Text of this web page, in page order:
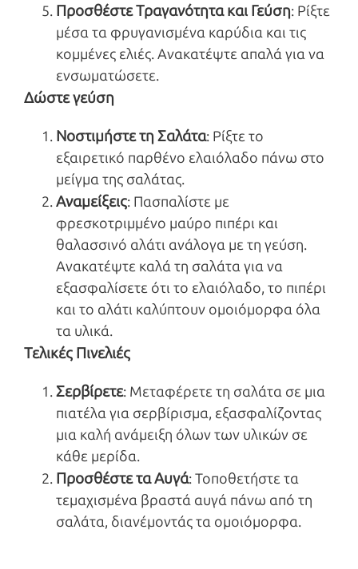
Προσθέστε Τραγανότητα και Γεύση: Ρίξτε
μέσα τα φρυγανισμένα καρύδια και τις
κομμένες ελιές. Ανακατέψτε απαλά για να
ενσωματώσετε.
Δώστε γεύση
Νοστιμήστε τη Σαλάτα: Ρίξτε το
εξαιρετικό παρθένο ελαιόλαδο πάνω στο
μείγμα της σαλάτας.
Αναμείξεις: Πασπαλίστε με
φρεσκοτριμμένο μαύρο πιπέρι και
θαλασσινό αλάτι ανάλογα με τη γεύση.
Ανακατέψτε καλά τη σαλάτα για να
εξασφαλίσετε ότι το ελαιόλαδο, το πιπέρι
και το αλάτι καλύπτουν ομοιόμορφα όλα
τα υλικά.
Τελικές Πινελιές
Σερβίρετε: Μεταφέρετε τη σαλάτα σε μια
πιατέλα για σερβίρισμα, εξασφαλίζοντας
μια καλή ανάμειξη όλων των υλικών σε
κάθε μερίδα.
Προσθέστε τα Αυγά: Τοποθετήστε τα
τεμαχισμένα βραστά αυγά πάνω από τη
σαλάτα, διανέμοντάς τα ομοιόμορφα.